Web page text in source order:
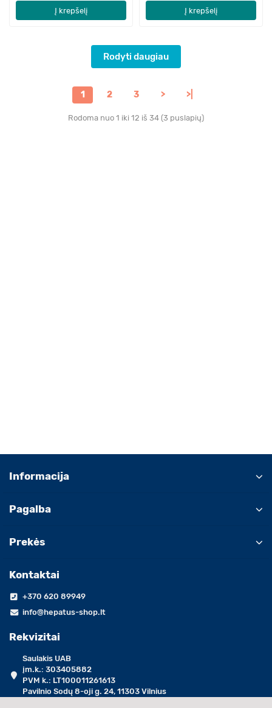
Į krepšelį Į krepšelį
Rodyti daugiau
1 2 3 > >|
Rodoma nuo 1 iki 12 iš 34 (3 puslapių)
Informacija
Pagalba
Prekės
Kontaktai
+370 620 89949
info@hepatus-shop.lt
Rekvizitai
Saulakis UAB
įm.k.: 303405882
PVM k.: LT100011261613
Pavilnio Sodų 8-oji g. 24, 11303 Vilnius